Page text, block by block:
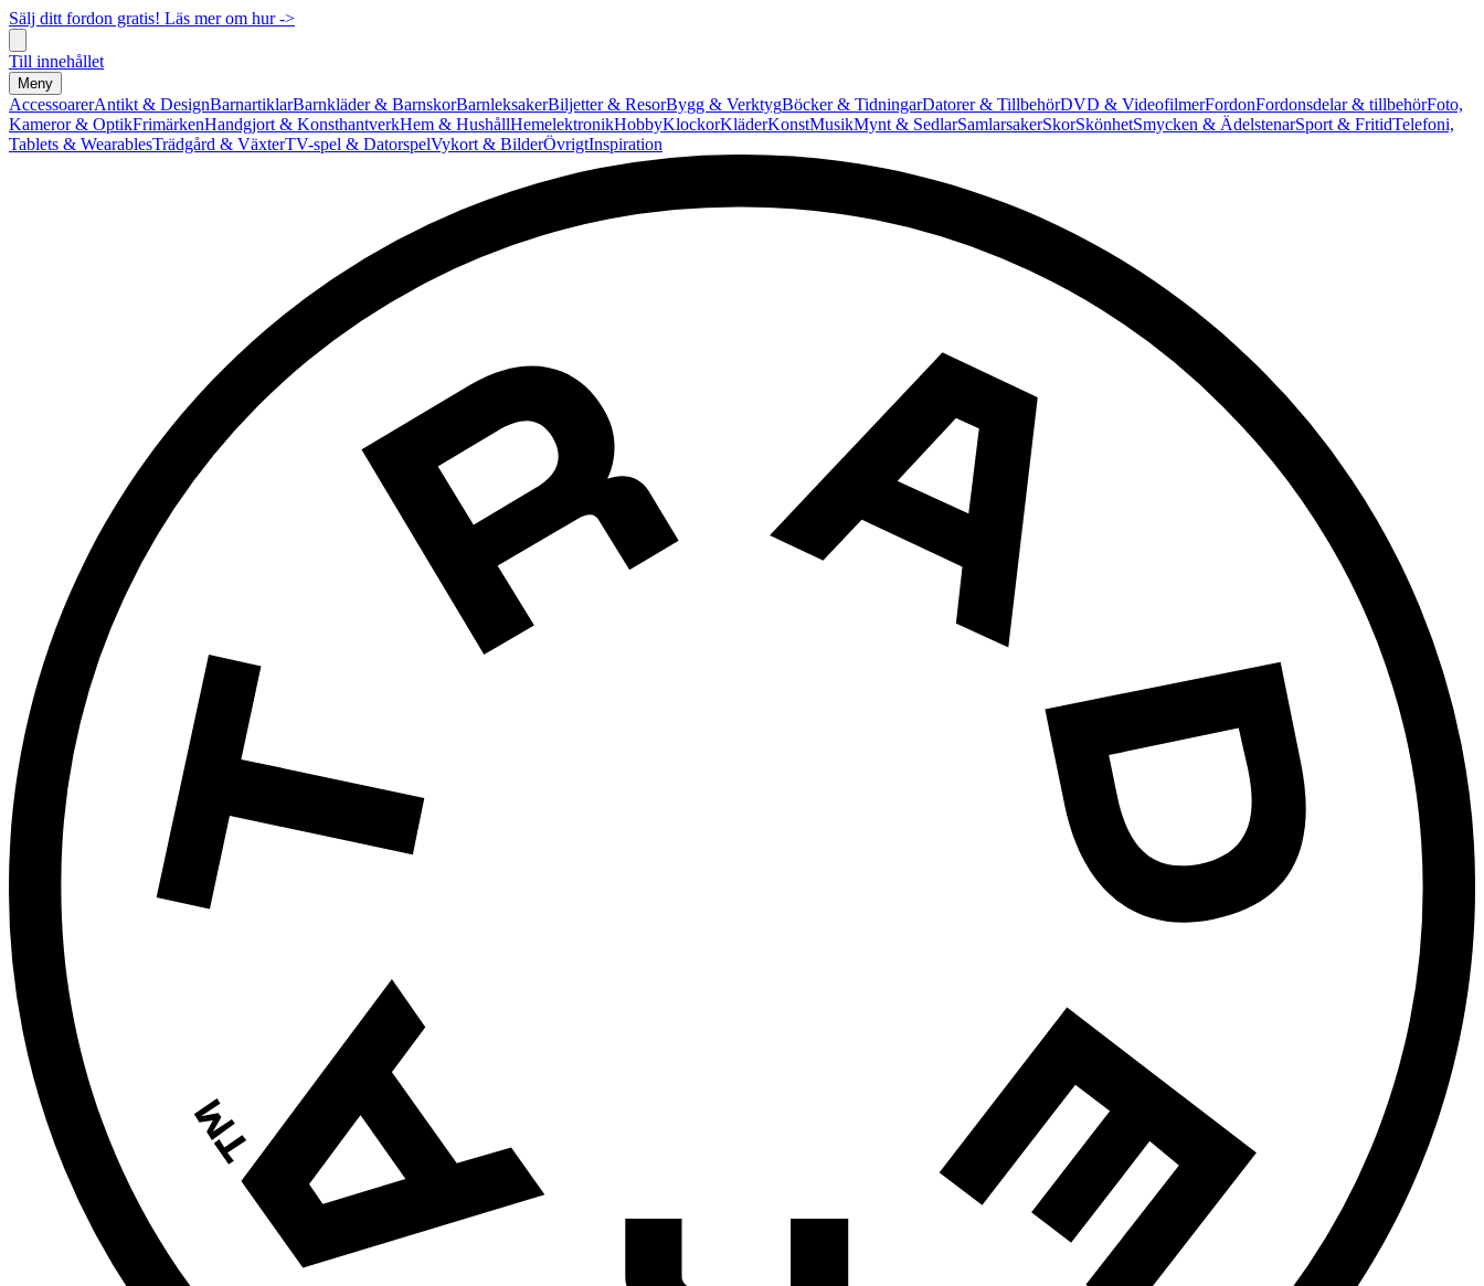
Sälj ditt fordon gratis! Läs mer om hur ->
Till innehållet
Meny
AccessoarerAntikt & DesignBarnartiklarBarnkläder & BarnskorBarnleksakerBiljetter & ResorBygg & VerktygBöcker & TidningarDatorer & TillbehörDVD & VideofilmerFordonFordonsdelar & tillbehörFoto,
Kameror & OptikFrimärkenHandgjort & KonsthantverkHem & HushållHemelektronikHobbyKlockorKläderKonstMusikMynt & SedlarSamlarsakerSkorSkönhetSmycken & ÄdelstenarSport & FritidTelefoni,
Tablets & WearablesTrädgård & VäxterTV-spel & DatorspelVykort & BilderÖvrigtInspiration